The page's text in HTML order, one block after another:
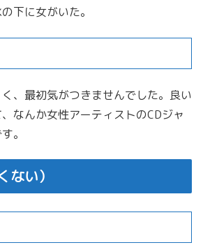
下に女がいた。
、最初気がつきませんでした。良い
なんか女性アーティストのCDジャ
。
ない）